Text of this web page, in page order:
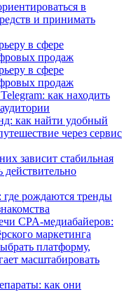
в
и принимать
в сфере
продаж
в сфере
продаж
как находить
как найти удобный
через сервис
зависит стабильная
действительно
рождаются тренды
CPA-медиабайеров:
маркетинга
платформу,
масштабировать
как они